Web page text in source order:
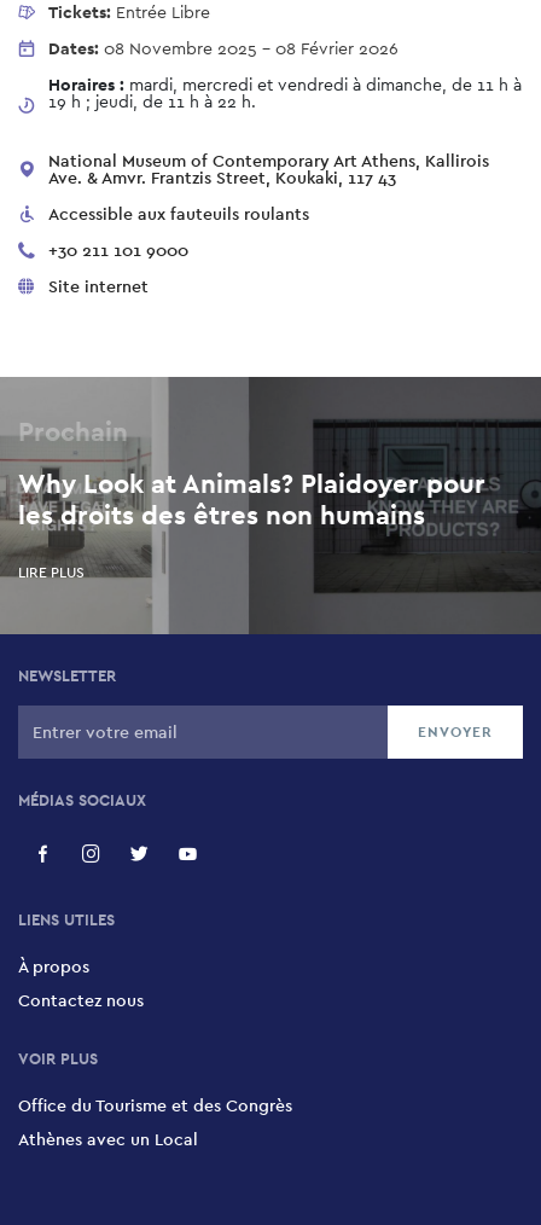
Tickets: Entrée Libre
Dates: 08 Novembre 2025 - 08 Février 2026
Horaires : mardi, mercredi et vendredi à dimanche, de 11 h à
19 h ; jeudi, de 11 h à 22 h.
National Museum of Contemporary Art Athens, Kallirois
Ave. & Amvr. Frantzis Street, Koukaki, 117 43
Accessible aux fauteuils roulants
+30 211 101 9000
Site internet
Prochain
Why Look at Animals? Plaidoyer pour
les droits des êtres non humains
LIRE PLUS
NEWSLETTER
MÉDIAS SOCIAUX
LIENS UTILES
À propos
Contactez nous
VOIR PLUS
Office du Tourisme et des Congrès
Athènes avec un Local